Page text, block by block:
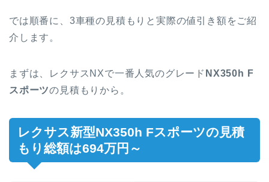
では順番に、3車種の見積もりと実際の値引き額をご紹
介します。
まずは、レクサスNXで一番人気のグレード NX350h F
スポーツの見積もりから。
レクサス新型NX350h Fスポーツの見積
もり総額は694万円～